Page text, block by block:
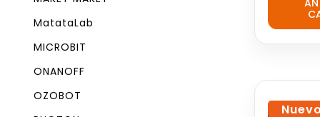
5
Nuevo
MatataLab
MICROBIT
ONANOFF
OZOBOT